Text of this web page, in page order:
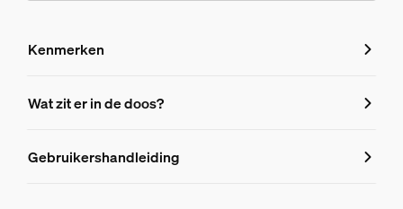
Kenmerken
Kenmerken
8721103063717
Wat zit er in de doos?
Gebruikershandleiding